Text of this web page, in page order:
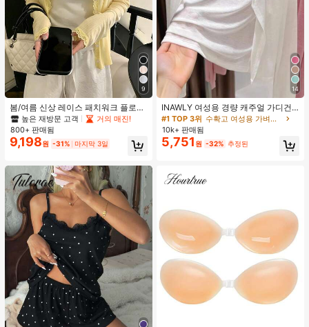
9
봄/여름 신상 레이스 패치워크 플로럴
트림 소프트 니트 가디건 경량 재킷 탑
여성용, 코티지코어 옐로우
높은 재방문 고객
거의 매진!
800+ 판매됨
9,198원 -31% 마지막 3일
14
INAWLY 여성용 경량 캐주얼 가디건,
여름
#1 TOP 3위
수확고 여성용 가벼운 카디건
10k+ 판매됨
5,751 원 -32% 추정된